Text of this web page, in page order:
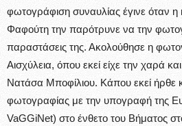
φωτογράφιση συναυλίας έγινε όταν η
Φαφούτη την παρότρυνε να την
παραστάσεις της. Ακολούθησε η
Αισχύλεια, όπου εκεί είχε την χαρά
Νατάσα Μποφίλιου. Κάπου εκεί ήρθε
φωτογραφίας με την υπογραφή της
VaGGiNet) στο ένθετο του Βήματος